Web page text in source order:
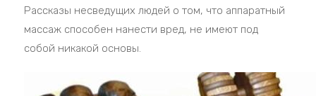
Рассказы несведущих людей о том, что аппаратный
массаж способен нанести вред, не имеют под
собой никакой основы.